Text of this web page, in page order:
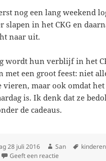
nog een lang weekend
slapen in het CKG en
naar uit.
wordt hun verblijf in het
met een groot feest: niet
vieren, maar ook omdat
is. Ik denk dat ze
de cadeaus.
28 juli 2016 Auteur
San Tags
kinderen
Geeft een reactie